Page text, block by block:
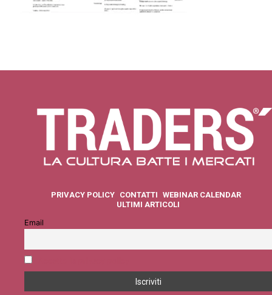
PRIVACY POLICY CONTATTI WEBINAR CALENDAR
ULTIMI ARTICOLI
Email